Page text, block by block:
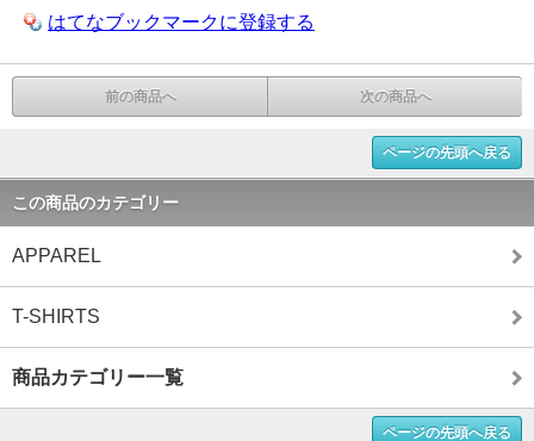
はてなブックマークに登録する
前の商品へ 次の商品へ
ページの先頭へ戻る
この商品のカテゴリー
APPAREL
T-SHIRTS
商品カテゴリー一覧
ページの先頭へ戻る